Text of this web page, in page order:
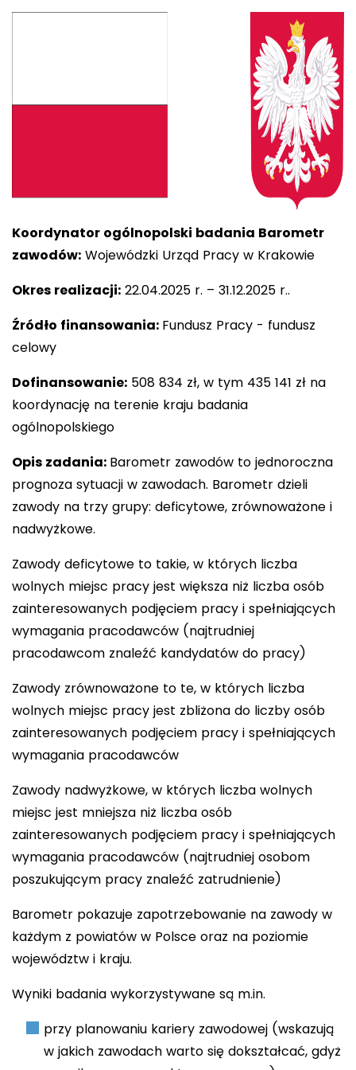
Koordynator ogólnopolski badania Barometr
zawodów: Wojewódzki Urząd Pracy w Krakowie
Okres realizacji: 22.04.2025 r. – 31.12.2025 r..
Źródło finansowania: Fundusz Pracy - fundusz
celowy
Dofinansowanie: 508 834 zł, w tym 435 141 zł na
koordynację na terenie kraju badania
ogólnopolskiego
Opis zadania: Barometr zawodów to jednoroczna
prognoza sytuacji w zawodach. Barometr dzieli
zawody na trzy grupy: deficytowe, zrównoważone i
nadwyżkowe.
Zawody deficytowe to takie, w których liczba
wolnych miejsc pracy jest większa niż liczba osób
zainteresowanych podjęciem pracy i spełniających
wymagania pracodawców (najtrudniej
pracodawcom znaleźć kandydatów do pracy)
Zawody zrównoważone to te, w których liczba
wolnych miejsc pracy jest zbliżona do liczby osób
zainteresowanych podjęciem pracy i spełniających
wymagania pracodawców
Zawody nadwyżkowe, w których liczba wolnych
miejsc jest mniejsza niż liczba osób
zainteresowanych podjęciem pracy i spełniających
wymagania pracodawców (najtrudniej osobom
poszukującym pracy znaleźć zatrudnienie)
Barometr pokazuje zapotrzebowanie na zawody w
każdym z powiatów w Polsce oraz na poziomie
województw i kraju.
Wyniki badania wykorzystywane są m.in.
przy planowaniu kariery zawodowej (wskazują
w jakich zawodach warto się dokształcać, gdyż